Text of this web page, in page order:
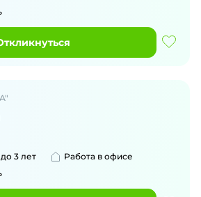
до 3 лет
Работа в офисе